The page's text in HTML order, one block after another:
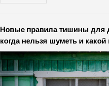
Новые правила тишины для
когда нельзя шуметь и